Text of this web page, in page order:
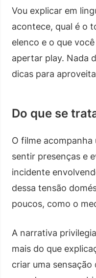
Vou explicar em
acontece, qual é o
elenco e o que
apertar play. Nada
dicas para
Do que se
O filme acompanha
sentir presenças e
incidente
dessa tensão
poucos, como o
A narrativa
mais do que
criar uma